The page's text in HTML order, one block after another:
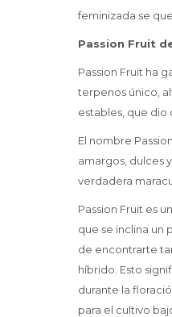
feminizada se
Passion Fruit
Passion Fruit ha
terpenos único,
estables, que dio
El nombre
amargos, dulces
verdadera
Passion Fruit es
que se inclina un
de encontrarte
híbrido. Esto
durante la
para el cultivo